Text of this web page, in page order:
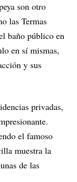
son otro
las Termas
baño público en
en sí mismas,
y sus
privadas,
el famoso
muestra la
de las